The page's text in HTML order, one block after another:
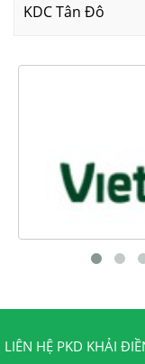
KDC Tân Đô
LIÊN HỆ PKD KHẢI